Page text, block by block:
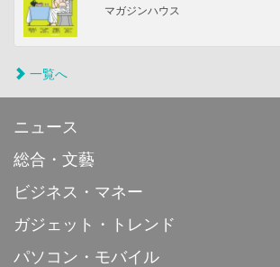
マガジンハウス
一覧へ
ニュース
総合・文藝
ビジネス・マネー
ガジェット・トレンド
パソコン・モバイル